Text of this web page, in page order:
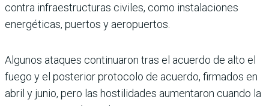
contra infraes­tructuras civiles, como insta­laciones
energéticas, puertos y aeropuertos.
Algunos ataques continua­ron tras el acuerdo de alto el
fuego y el posterior protocolo de acuerdo, firmados en
abril y junio, pero las hostilidades aumentaron cuando la